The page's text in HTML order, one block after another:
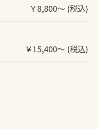
￥8,800～ (税込)
￥15,400～ (税込)